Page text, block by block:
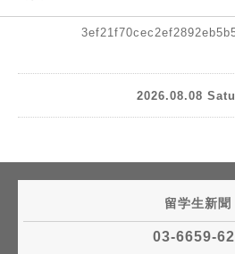
2026.08.08
留学生新聞
03-6659-